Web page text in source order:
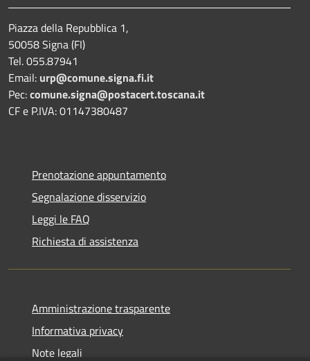
Piazza della Repubblica 1,
50058 Signa (FI)
Tel. 055.87941
Email: urp@comune.signa.fi.it
Pec:comune.signa@postacert.toscana.it
CF e P.IVA: 01147380487
Prenotazione appuntamento
Segnalazione disservizio
Leggi le FAQ
Richiesta di assistenza
Amministrazione trasparente
Informativa privacy
Note legali